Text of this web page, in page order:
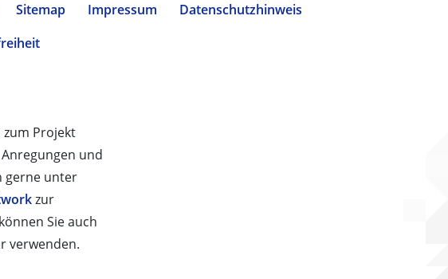
Sitemap Impressum
Datenschutzhinweis
zum Projekt
und
gerne unter
zur
Sie auch
verwenden.